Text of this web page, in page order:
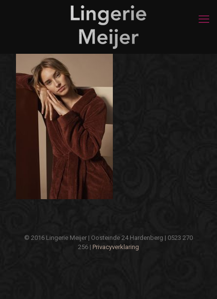
© 2016 Lingerie Meijer | Oosteinde 24 Hardenberg | 0523 270
256 | Privacyverklaring